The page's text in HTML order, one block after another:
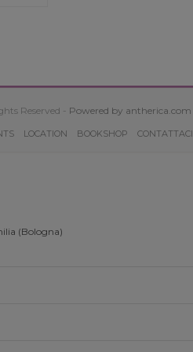
Reserved - Powered by antherica.com
LOCATION BOOKSHOP CONTATTACI
(Bologna)